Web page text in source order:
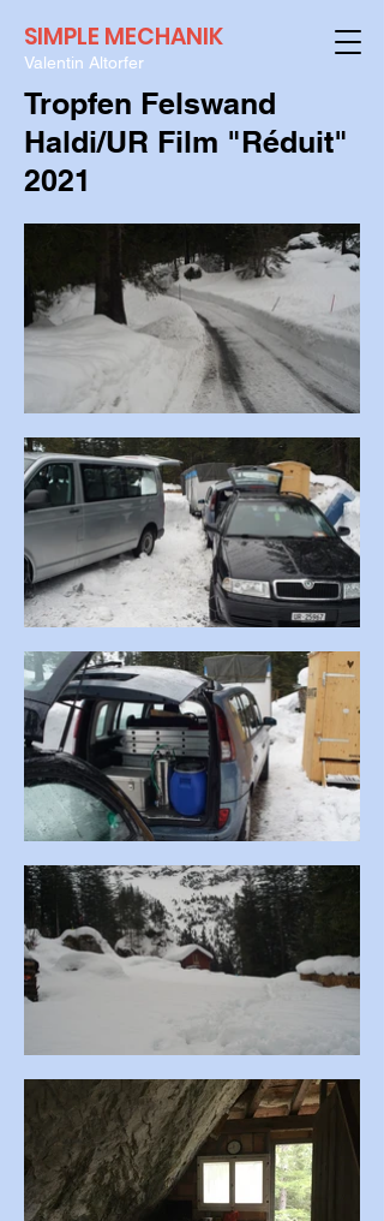
SIMPLE MECHANIK
Valentin Altorfer
Tropfen Felswand
Haldi/UR Film "Réduit"
2021